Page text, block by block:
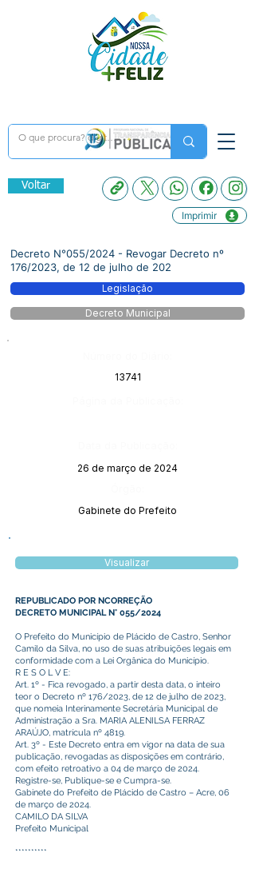
Voltar
Imprimir
Decreto N°055/2024 - Revogar Decreto nº
176/2023, de 12 de julho de 202
Legislação
Decreto Municipal
13741
26 de março de 2024
Gabinete do Prefeito
Visualizar
REPUBLICADO POR NCORREÇÃO
DECRETO MUNICIPAL N° 055/2024
O Prefeito do Município de Plácido de Castro, Senhor
Camilo da Silva, no uso de suas atribuições legais em
conformidade com a Lei Orgânica do Município.
R E S O L V E:
Art. 1º - Fica revogado, a partir desta data, o inteiro
teor o Decreto nº 176/2023, de 12 de julho de 2023,
que nomeia Interinamente Secretária Municipal de
Administração a Sra. MARIA ALENILSA FERRAZ
ARAÚJO, matrícula nº 4819.
Art. 3º - Este Decreto entra em vigor na data de sua
publicação, revogadas as disposições em contrário,
com efeito retroativo a 04 de março de 2024.
Registre-se, Publique-se e Cumpra-se.
Gabinete do Prefeito de Plácido de Castro – Acre, 06
de março de 2024.
CAMILO DA SILVA
Prefeito Municipal
**********